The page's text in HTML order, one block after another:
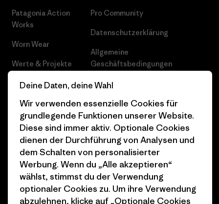
Patagonia Action
Works
Worn Wear
Werte & Projekte
Progress Report
Business Unusual
Klimaziele
1% For The Planet
Wie wir finanzieren
Geschenkgutscheine
Stores in deiner Nähe
Pro Community
Datenschutzerklärung
Allgemeine
Geschäftsbedingungen
Cookie Einstellungen
Karriere
Pressekontakt
Industry program
Affiliate-Programm
Patagonia Schweiz
Seitenverzeichnis
Deine Daten, deine Wahl
Wir verwenden essenzielle Cookies für
grundlegende Funktionen unserer Website.
Diese sind immer aktiv. Optionale Cookies
dienen der Durchführung von Analysen und
dem Schalten von personalisierter
Werbung. Wenn du „Alle akzeptieren“
wählst, stimmst du der Verwendung
optionaler Cookies zu. Um ihre Verwendung
abzulehnen, klicke auf „Optionale Cookies